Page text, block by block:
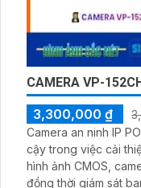
CAMERA VP-
3,300,000 ₫
Camera an ninh IP
cậy trong việc cải thiện an ninh. Với
hình ảnh CMOS,
đồng thời giám sát